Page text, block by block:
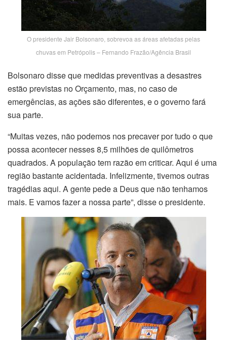
O presidente Jair Bolsonaro, sobrevoa as áreas afetadas pelas
chuvas em Petrópolis – Fernando Frazão/Agência Brasil
Bolsonaro disse que medidas preventivas a desastres
estão previstas no Orçamento, mas, no caso de
emergências, as ações são diferentes, e o governo fará
sua parte.
“Muitas vezes, não podemos nos precaver por tudo o que
possa acontecer nesses 8,5 milhões de quilômetros
quadrados. A população tem razão em criticar. Aqui é uma
região bastante acidentada. Infelizmente, tivemos outras
tragédias aqui. A gente pede a Deus que não tenhamos
mais. E vamos fazer a nossa parte”, disse o presidente.